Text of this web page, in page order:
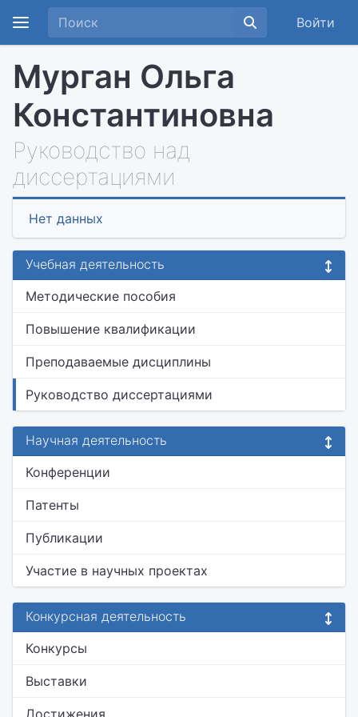
Войти
Мурган Ольга
Константиновна
Руководство над
диссертациями
Нет данных
Учебная деятельность
Методические пособия
Повышение квалификации
Преподаваемые дисциплины
Руководство диссертациями
Научная деятельность
Конференции
Патенты
Публикации
Участие в научных проектах
Конкурсная деятельность
Конкурсы
Выставки
Достижения